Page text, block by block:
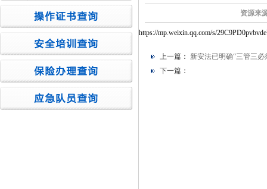
资源来
https://mp.weixin.qq.com/s/
上一篇： 新安法已明确“三管三
下一篇：